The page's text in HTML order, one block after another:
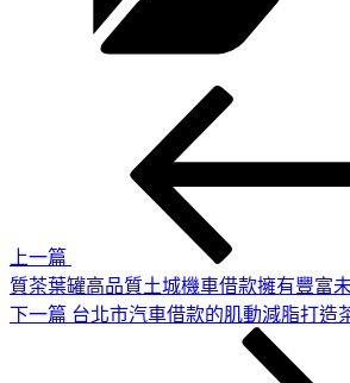
上一篇
質茶葉罐高品質土城機車借款擁有豐富
下
下一篇 台北市汽車借款的肌動減脂打造